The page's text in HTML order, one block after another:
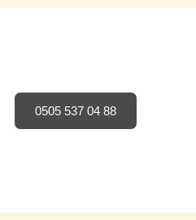
0505 537 04 88